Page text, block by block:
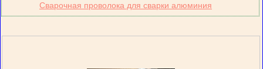
Сварочная проволока для сварки алюминия